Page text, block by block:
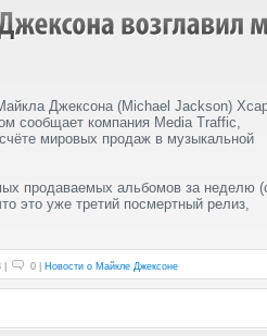
Джексона (Michael Jackson)
сообщает компания Media Traffic,
мировых продаж в музыкальной
продаваемых альбомов за неделю
это уже третий посмертный релиз,
| 0 | Новости о Майкле Джексоне